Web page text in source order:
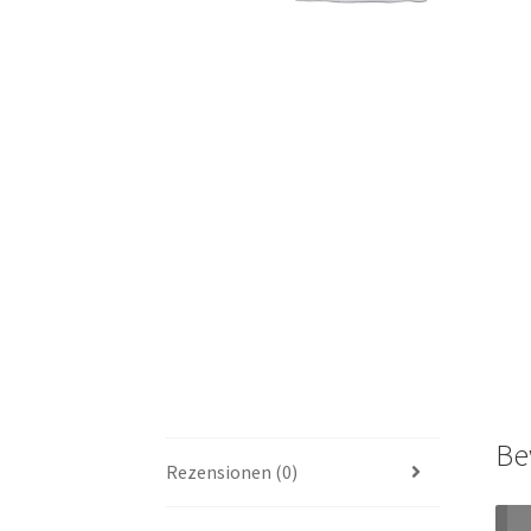
Rezensionen (0)